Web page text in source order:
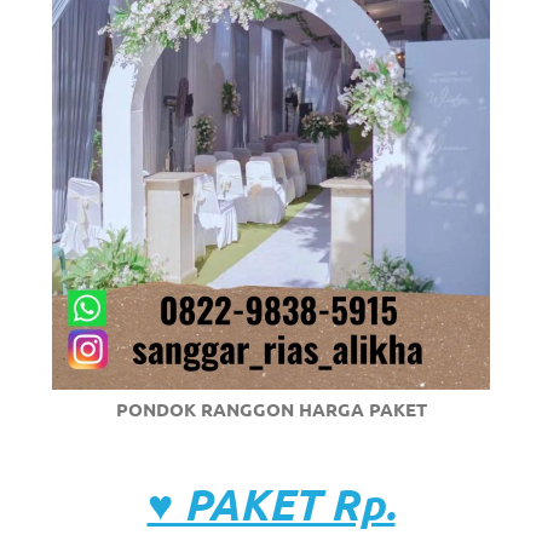
PONDOK RANGGON HARGA PAKET
♥ PAKET Rp.